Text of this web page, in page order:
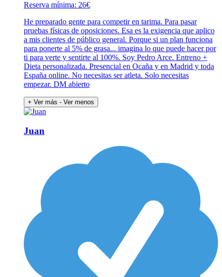
Reserva mínima: 26€
He preparado gente para competir en tarima. Para pasar
pruebas físicas de oposiciones. Esa es la exigencia que aplico
a mis clientes de público general. Porque si un plan funciona
para ponerte al 5% de grasa... imagina lo que puede hacer por
ti para verte y sentirte al 100%. Soy Pedro Arce. Entreno +
Dieta personalizada. Presencial en Ocaña y en Madrid y toda
España online. No necesitas ser atleta. Solo necesitas
empezar. DM abierto
+ Ver más - Ver menos
Juan